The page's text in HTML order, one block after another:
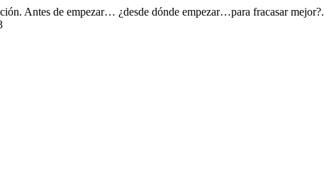
Antes de empezar… ¿desde dónde empezar…para fracasar mejor?.